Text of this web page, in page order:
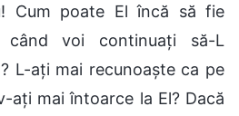
Cum poate El încă să fie
când voi continuați să-L
L-ați mai recunoaște ca pe
ați mai întoarce la El? Dacă